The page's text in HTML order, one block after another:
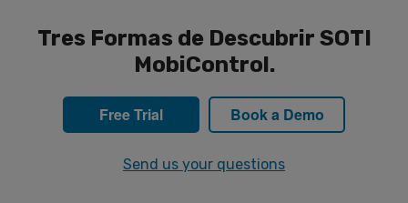
Tres Formas de Descubrir SOTI
MobiControl.
Free Trial Book a Demo
Send us your questions